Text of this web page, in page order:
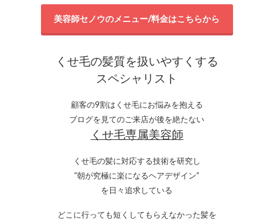
美容師セノウのメニュー/料金はこちらから
くせ毛の髪質を扱いやすくする
スペシャリスト
顧客の9割はくせ毛にお悩みを抱える
ブログを見てのご来店が後を絶たない
くせ毛専属美容師
くせ毛の髪に対応する技術を研究し
“朝が究極に楽になるヘアデザイン”
を日々追求している
どこに行っても短くしてもらえなかった髪を